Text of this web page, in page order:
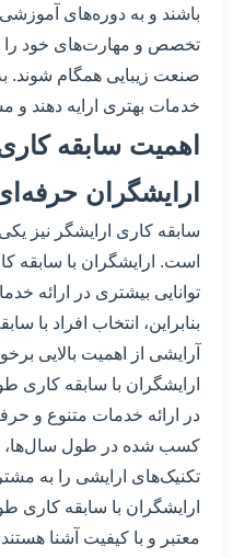
باشند و به دوره‌های
تخصص و مهارت‌های خود را به
صنعت زیبایی همگام شوند.
خدمات بهتری ارایه دهند و
اهمیت سابقه
ارایشگران
سابقه کاری ارایشگر نیز
است. ارایشگران با سابقه
توانایی بیشتری در ارائه
بنابراین، انتخاب افراد با
آرایشی از اهمیت بالایی
ارایشگران با سابقه کاری
در ارائه خدمات متنوع و
کسب شده در طول سال‌ها،
تکنیک‌های ارایشی را به
ارایشگران با سابقه کاری
معتبر و با کیفیت آشنا